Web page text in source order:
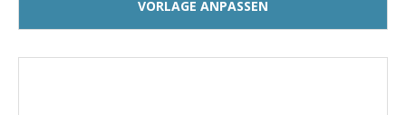
VORLAGE ANPASSEN